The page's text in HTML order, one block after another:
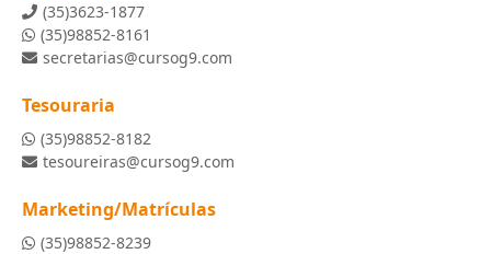
(35)3623-1877
(35)98852-8161
secretarias@cursog9.com
Tesouraria
(35)98852-8182
tesoureiras@cursog9.com
Marketing/Matrículas
(35)98852-8239